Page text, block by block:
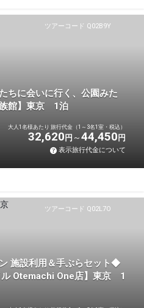
ツアーコード Q02B9Y
ちに会いに行く、公園みた
館】東京 1泊
大人1名様あたり 旅行代金（1～3名1室・税込）
32,620 円 44,450 円
表示旅行代金について
ツアーコード Q02L7O
施設利用＆手ぶらセット◆
ル Otemachi One店】東京 1